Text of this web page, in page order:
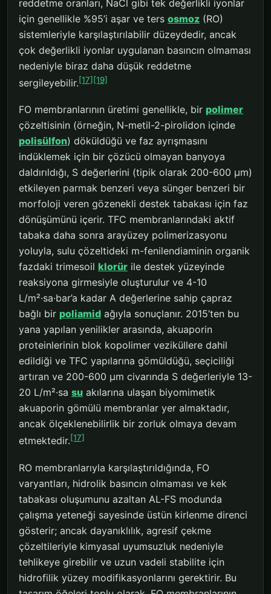
reddetme oranları, NaCl gibi tek değerlikli iyonlar
için genellikle %95’i aşar ve ters osmoz (RO)
sistemleriyle karşılaştırılabilir düzeydedir, ancak
çok değerlikli iyonlar uygulanan basıncın olmaması
nedeniyle biraz daha düşük reddetme
sergileyebilir.[17] [19]
FO membranlarının üretimi genellikle, bir polimer
çözeltisinin (örneğin, N-metil-2-pirolidon içinde
polisülfon) döküldüğü ve faz ayrışmasını
indüklemek için bir çözücü olmayan banyoya
daldırıldığı, S değerlerini (tipik olarak 200-600 μm)
etkileyen parmak benzeri veya sünger benzeri bir
morfoloji veren gözenekli destek tabakası için faz
dönüşümünü içerir. TFC membranlarındaki aktif
tabaka daha sonra arayüzey polimerizasyonu
yoluyla, sulu çözeltideki m-fenilendiaminin organik
fazdaki trimesoil klorür ile destek yüzeyinde
reaksiyona girmesiyle oluşturulur ve 4-10
L/m²·sa·bar’a kadar A değerlerine sahip çapraz
bağlı bir poliamid ağıyla sonuçlanır. 2015’ten bu
yana yapılan yenilikler arasında, akuaporin
proteinlerinin blok kopolimer veziküllere dahil
edildiği ve TFC yapılarına gömüldüğü, seçiciliği
artıran ve 200-600 μm civarında S değerleriyle 13-
20 L/m²·sa su akılarına ulaşan biyomimetik
akuaporin gömülü membranlar yer almaktadır,
ancak ölçeklenebilirlik bir zorluk olmaya devam
etmektedir.[17]
RO membranlarıyla karşılaştırıldığında, FO
varyantları, hidrolik basıncın olmaması ve kek
tabakası oluşumunu azaltan AL-FS modunda
çalışma yeteneği sayesinde üstün kirlenme direnci
gösterir; ancak dayanıklılık, agresif çekme
çözeltileriyle kimyasal uyumsuzluk nedeniyle
tehlikeye girebilir ve uzun vadeli stabilite için
hidrofilik yüzey modifikasyonlarını gerektirir. Bu